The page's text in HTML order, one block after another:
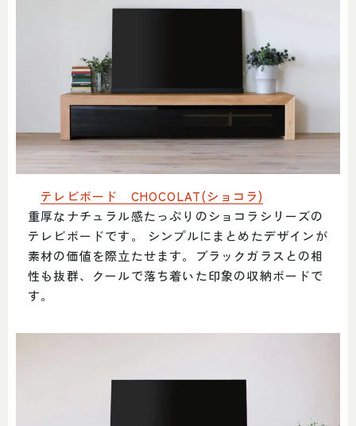
テレビボード CHOCOLAT(ショコラ)
重厚なナチュラル感たっぷりのショコラシリーズの
テレビボードです。 シンプルにまとめたデザインが
素材の価値を際立たせます。ブラックガラスとの相
性も抜群、クールで落ち着いた印象の収納ボードで
す。